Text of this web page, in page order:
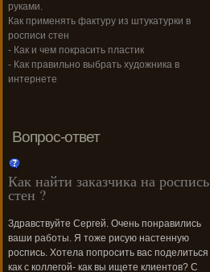
руками.
Как применять фактуру из штукатурки в
росписи стен
- Как и чем покрасить пластик
- Как правильно выбрать художника в
интернете
Вопрос-ответ
Как найти заказчика на роспись
стен ?
Здравствуйте Сергей. Очень понравились
ваши работы. Я тоже рисую настенную
роспись. Хотела попросить вас поделиться
как с коллегой- как вы ищете клиентов? С